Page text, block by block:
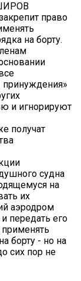
право
на борту.
и игнорируют
получат
судна
на
их
аэродром
передать его
применять
борту - но на
сих пор не